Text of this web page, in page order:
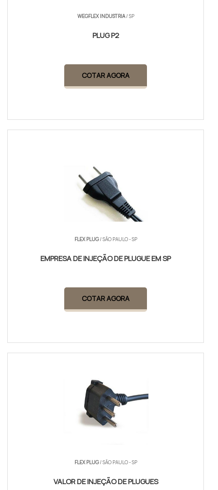
WEGFLEX INDUSTRIA/ SP
PLUG P2
COTAR AGORA
FLEX PLUG/ SÃO PAULO - SP
EMPRESA DE INJEÇÃO DE PLUGUE EM SP
COTAR AGORA
FLEX PLUG/ SÃO PAULO - SP
VALOR DE INJEÇÃO DE PLUGUES